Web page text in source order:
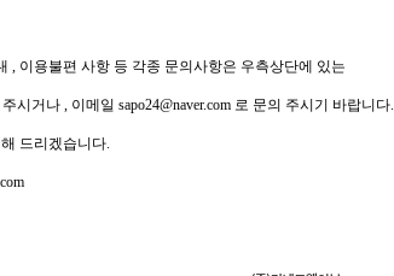
, 이용불편 사항 등 각종 문의사항은 우측상단에 있는
시거나 , 이메일 sapo24@naver.com 로 문의 주시기 바랍니다.
드리겠습니다.